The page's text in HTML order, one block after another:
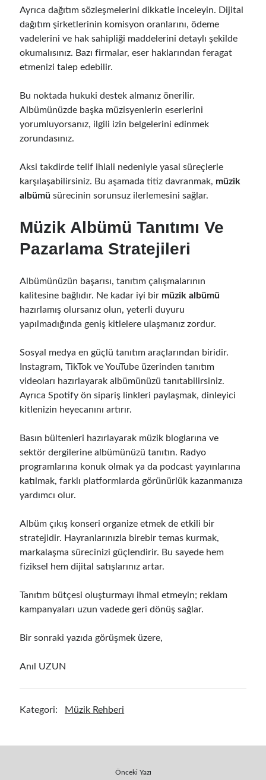
Ayrıca dağıtım sözleşmelerini dikkatle inceleyin. Dijital
dağıtım şirketlerinin komisyon oranlarını, ödeme
vadelerini ve hak sahipliği maddelerini detaylı şekilde
okumalısınız. Bazı firmalar, eser haklarından feragat
etmenizi talep edebilir.
Bu noktada hukuki destek almanız önerilir.
Albümünüzde başka müzisyenlerin eserlerini
yorumluyorsanız, ilgili izin belgelerini edinmek
zorundasınız.
Aksi takdirde telif ihlali nedeniyle yasal süreçlerle
karşılaşabilirsiniz. Bu aşamada titiz davranmak, müzik
albümü sürecinin sorunsuz ilerlemesini sağlar.
Müzik Albümü Tanıtımı Ve
Pazarlama Stratejileri
Albümünüzün başarısı, tanıtım çalışmalarının
kalitesine bağlıdır. Ne kadar iyi bir müzik albümü
hazırlamış olursanız olun, yeterli duyuru
yapılmadığında geniş kitlelere ulaşmanız zordur.
Sosyal medya en güçlü tanıtım araçlarından biridir.
Instagram, TikTok ve YouTube üzerinden tanıtım
videoları hazırlayarak albümünüzü tanıtabilirsiniz.
Ayrıca Spotify ön sipariş linkleri paylaşmak, dinleyici
kitlenizin heyecanını artırır.
Basın bültenleri hazırlayarak müzik bloglarına ve
sektör dergilerine albümünüzü tanıtın. Radyo
programlarına konuk olmak ya da podcast yayınlarına
katılmak, farklı platformlarda görünürlük kazanmanıza
yardımcı olur.
Albüm çıkış konseri organize etmek de etkili bir
stratejidir. Hayranlarınızla birebir temas kurmak,
markalaşma sürecinizi güçlendirir. Bu sayede hem
fiziksel hem dijital satışlarınız artar.
Tanıtım bütçesi oluşturmayı ihmal etmeyin; reklam
kampanyaları uzun vadede geri dönüş sağlar.
Bir sonraki yazıda görüşmek üzere,
Anıl UZUN
Kategori: Müzik Rehberi
Önceki Yazı